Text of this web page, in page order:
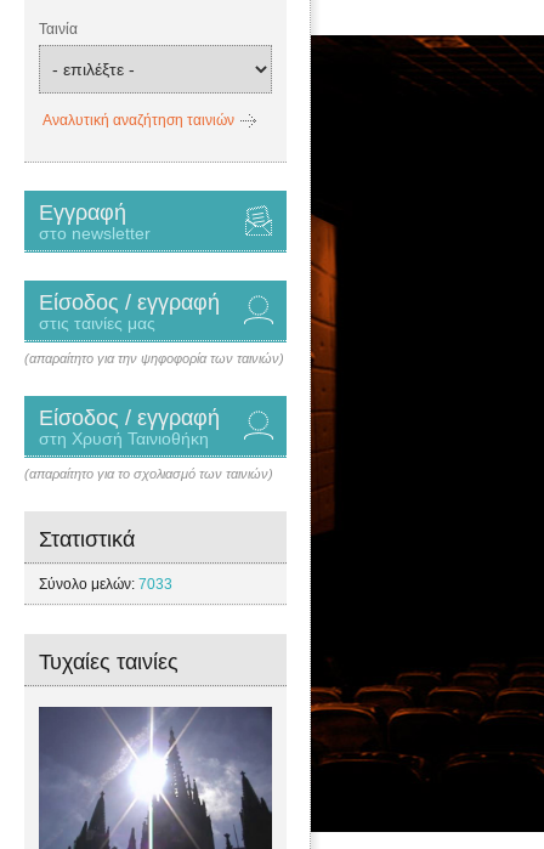
Ταινία
Αναλυτική αναζήτηση ταινιών
Εγγραφή
στο newsletter
Είσοδος / εγγραφή
στις ταινίες μας
(απαραίτητο για την ψηφοφορία των ταινιών)
Είσοδος / εγγραφή
στη Χρυσή Ταινιοθήκη
(απαραίτητο για το σχολιασμό των ταινιών)
Στατιστικά
Σύνολο μελών: 7033
Τυχαίες ταινίες